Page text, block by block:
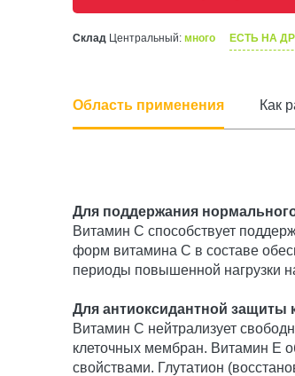
Склад Центральный: много ЕСТЬ НА
Область применения Как
Для поддержания
Витамин С способствует
форм витамина С в составе
периоды повышенной нагрузки
Для антиоксидантной защиты
Витамин С нейтрализует
клеточных мембран. Витамин Е
свойствами. Глутатион